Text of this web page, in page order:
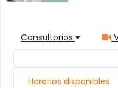
Consultorios
Horarios disponibles